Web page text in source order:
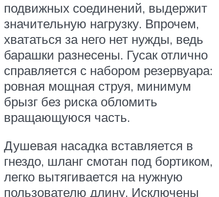
подвижных соединений, выдержит
значительную нагрузку. Впрочем,
хвататься за него нет нужды, ведь
барашки разнесены. Гусак отлично
справляется с набором резервуара:
ровная мощная струя, минимум
брызг без риска обломить
вращающуюся часть.
Душевая насадка вставляется в
гнездо, шланг смотан под бортиком,
легко вытягивается на нужную
пользователю длину. Исключены